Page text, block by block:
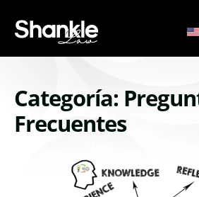
Categoría:
Frecuentes